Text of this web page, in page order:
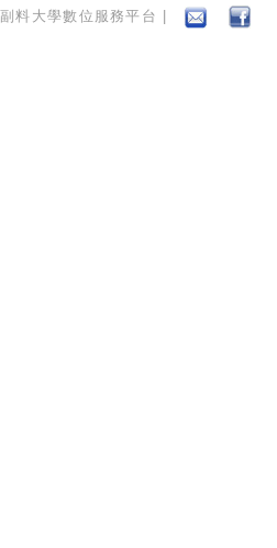
副料大學數位服務平台 |